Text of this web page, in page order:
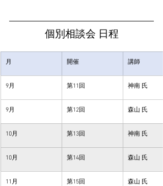
個別相談会 日程
月 開催 講師
9月 第11回 神南 氏
9月 第12回 森山 氏
10月 第13回 神南 氏
10月 第14回 森山 氏
11月 第15回 森山 氏